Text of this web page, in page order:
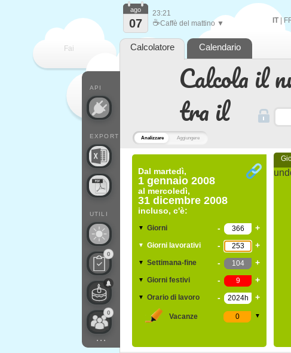
Analizzare Aggiungere
Calcola il
tra il
Dal martedì,
1 gennaio 2008
al mercoledì,
31 dicembre 2008
incluso, c'è:
▼ Giorni - +
▼ Giorni lavorativi - +
▼ Settimana-fine - +
▼ Giorni festivi - +
▼ Orario di lavoro - +
Vacanze ▼
Fai
IT|
API
EXPORT
UTILI
0
0
...
ago
07
23:21
☕Caffè del mattino ▼
Calcolatore Calendario